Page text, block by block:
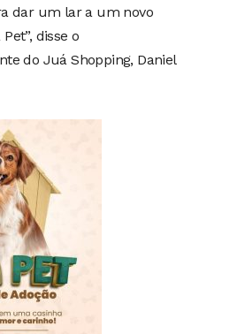
dar um lar a um novo
disse o
do Juá Shopping, Daniel